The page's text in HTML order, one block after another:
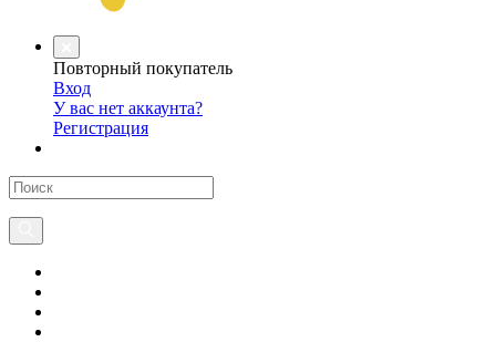
Повторный покупатель
Вход
У вас нет аккаунта?
Регистрация